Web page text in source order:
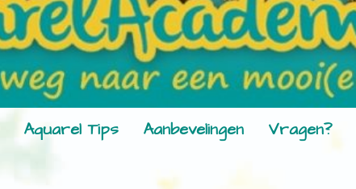
Aquarel Tips Aanbevelingen Vragen?